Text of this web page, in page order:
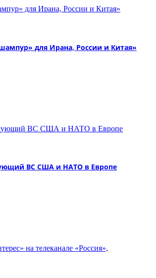
для Ирана, России и Китая»
ВС США и НАТО в Европе